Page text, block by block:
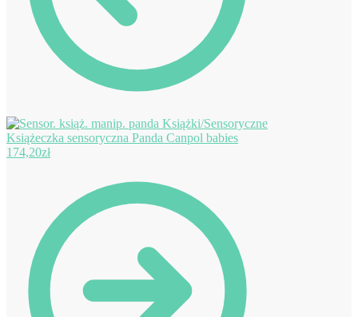
Książeczka sensoryczna Panda Canpol babies
174,20zł